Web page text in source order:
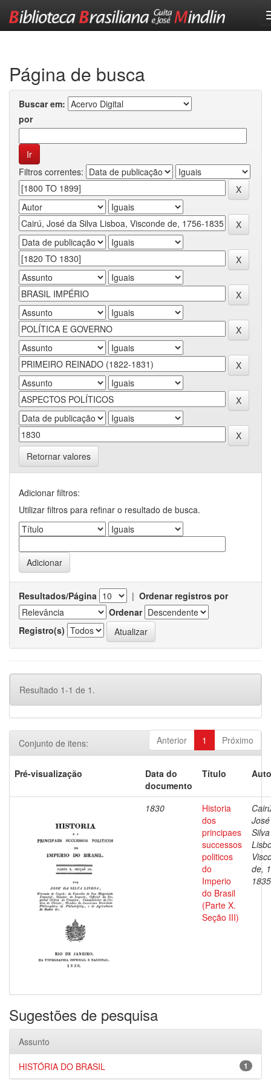
Página de busca
Buscar em:
por
Filtros correntes:
Retornar valores
Adicionar filtros:
Utilizar filtros para refinar o resultado de busca.
Resultados/Página | Ordenar registros por
Ordenar
Registro(s)
Resultado 1-1 de 1.
Anterior 1 Próximo
Conjunto de itens:
Pré-visualização
Data do
documento
Título
1830
Historia
dos
principaes
successos
politicos
do
Imperio
do Brasil
(Parte X.
Seção III)
Silva
de,
1835
Sugestões de pesquisa
Assunto
1
HISTÓRIA DO BRASIL